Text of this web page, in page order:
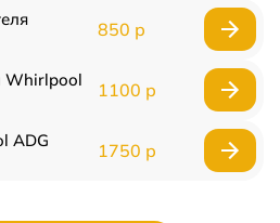
850 р
Whirlpool
1100 р
ADG
1750 р